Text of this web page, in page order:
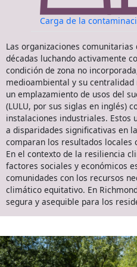
Carga de la
Las organizaciones
décadas luchando activamente
condición de zona no
medioambiental y su
un emplazamiento de usos del
(LULU, por sus siglas en inglés)
instalaciones industriales. Estos
a disparidades significativas en
comparan los resultados locales
En el contexto de la resiliencia
factores sociales y económicos
comunidades con los recursos
climático equitativo. En
segura y asequible para los